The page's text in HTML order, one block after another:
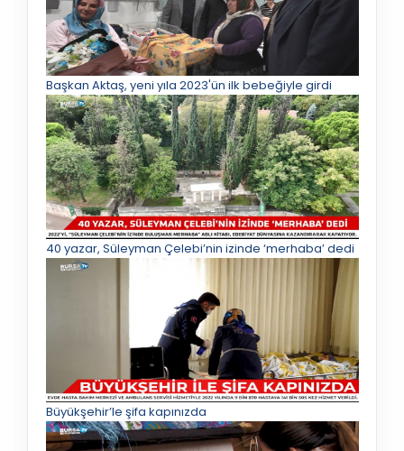
Başkan Aktaş, yeni yıla 2023'ün ilk bebeğiyle girdi
40 yazar, Süleyman Çelebi’nin izinde ‘merhaba’ dedi
Büyükşehir’le şifa kapınızda